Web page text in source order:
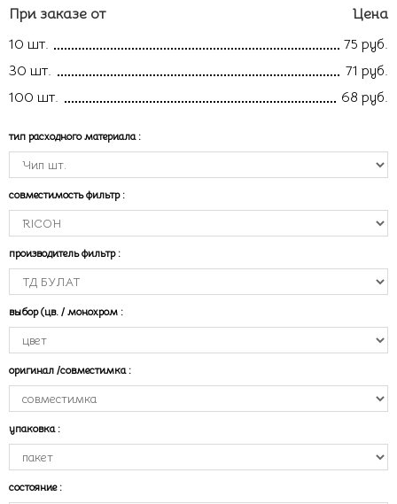
При заказе от
Цена
10 шт.
75 руб.
30 шт.
71 руб.
100 шт.
68 руб.
тип расходного материала :
совместимость фильтр :
производитель фильтр :
выбор (цв. / монохром :
оригинал /совместимка :
упаковка :
состояние :